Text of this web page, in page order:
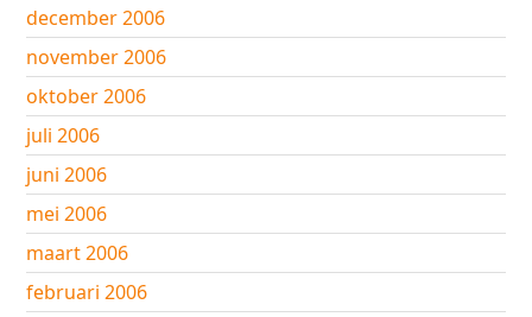
december 2006
november 2006
oktober 2006
juli 2006
juni 2006
mei 2006
maart 2006
februari 2006